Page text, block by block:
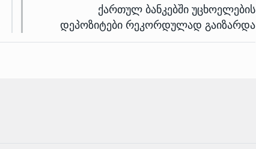
ქართულ ბანკებში უცხოელების
დეპოზიტები რეკორდულად გაიზარდა